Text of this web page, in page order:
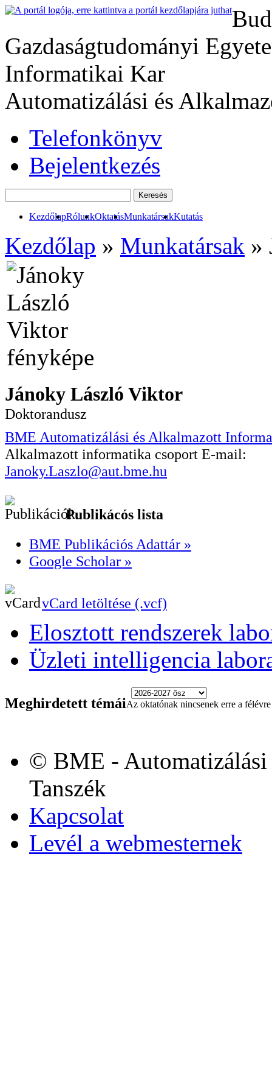
Gazdaságtudományi
Informatikai Kar
Automatizálási és
Telefonkönyv
Bejelentkezés
KezdőlapRólunkOktatásMunkatársakKutatás
Kezdőlap » Munkatársak »
Jánoky László Viktor
Doktorandusz
BME Automatizálási és Alkalmazott
Alkalmazott informatika csoport E-mail:
Janoky.Laszlo@aut.bme.hu
Publikácós lista
BME Publikációs Adattár »
Google Scholar »
vCard letöltése (.vcf)
Elosztott rendszerek
Üzleti intelligencia
Meghirdetett témáiAz oktatónak nincsenek erre a
© BME -
Tanszék
Kapcsolat
Levél a webmesternek